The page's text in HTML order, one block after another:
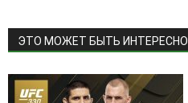
ЭТО МОЖЕТ БЫТЬ ИНТЕРЕСНО